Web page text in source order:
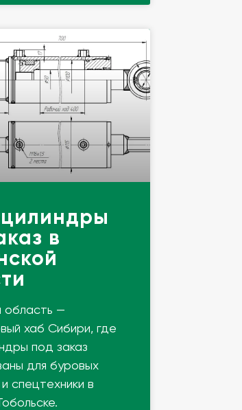
в
область —
хаб Сибири, где
под заказ
для буровых
спецтехники в